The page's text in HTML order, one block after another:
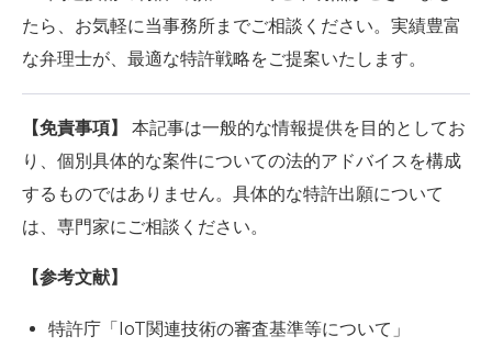
たら、お気軽に当事務所までご相談ください。実績豊富
な弁理士が、最適な特許戦略をご提案いたします。
【免責事項】
本記事は一般的な情報提供を目的としてお
り、個別具体的な案件についての法的アドバイスを構成
するものではありません。具体的な特許出願について
は、専門家にご相談ください。
【参考文献】
特許庁「IoT関連技術の審査基準等について」